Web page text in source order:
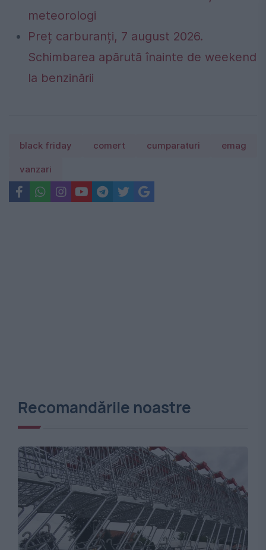
meteorologi
Preț carburanți, 7 august 2026.
Schimbarea apărută înainte de weekend
la benzinării
black friday comert cumparaturi emag
vanzari
Recomandările noastre